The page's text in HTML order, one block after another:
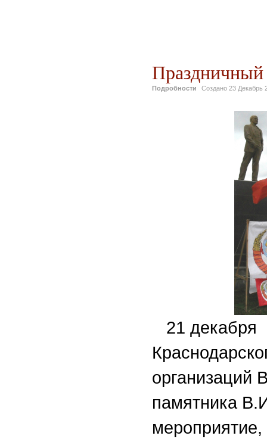
Праздничный
Подробности Создано 23 Декабрь
21 декабря
организаций
памятника